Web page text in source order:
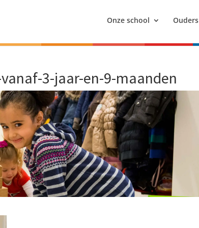
Onze school Ouders
3-jaar-en-9-maanden